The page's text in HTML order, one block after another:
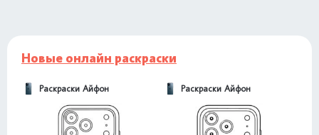
Новые онлайн раскраски
Раскраски Айфон Раскраски Айфон